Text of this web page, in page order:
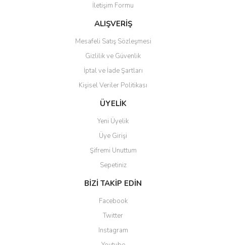
Ürün bilgilerinde hatalar bulunuyor.
Ürün fiyatı diğer sitelerden daha pahalı.
Gönder
İletişim Formu
ALIŞVERİŞ
Mesafeli Satış Sözleşmesi
Gizlilik ve Güvenlik
İptal ve İade Şartları
Kişisel Veriler Politikası
ÜYELİK
Yeni Üyelik
Üye Girişi
Şifremi Unuttum
Sepetiniz
BİZİ TAKİP EDİN
Facebook
Twitter
Instagram